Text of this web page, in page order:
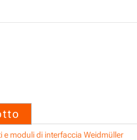
e moduli di interfaccia Weidmüller